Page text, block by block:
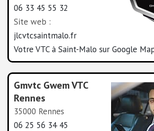
06 33 45 55 32
Site web :
jlcvtcsaintmalo.fr
Votre VTC à Saint-Malo sur Google
Gmvtc Gwem VTC
Rennes
35000 Rennes
06 25 56 34 45